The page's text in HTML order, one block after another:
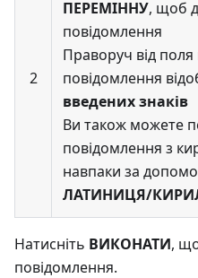
2
ПЕРЕМІННУ, щоб
повідомлення
Праворуч від поля
повідомлення
введених знаків
Ви також можете
повідомлення з
навпаки за
ЛАТИНИЦЯ/
Натисніть ВИКОНАТИ,
повідомлення.